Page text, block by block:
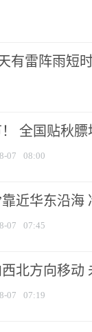
有雷阵雨短
！ 全国贴秋
07 08:00
靠近华东沿
07 07:45
西北方向移动
07 07:19